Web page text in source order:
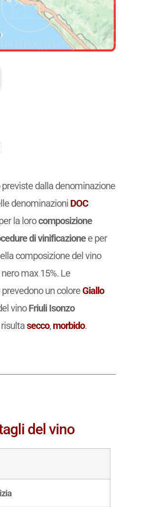
dalla denominazione
denominazioni DOC
la lorocomposizione
di vinificazionee per
composizione del vino
max 15%. Le
prevedono un colore Giallo
vinoFriuli Isonzo
secco, morbido.
del vino